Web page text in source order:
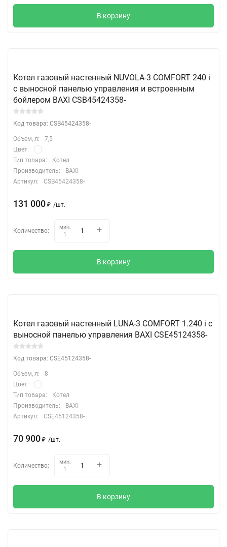
В корзину
Котел газовый настенный NUVOLA-3 COMFORT 240 i
с выносной панелью управления и встроенным
бойлером BAXI CSB45424358-
Код товара: CSB45424358-
Объем, л:
7,5
Цвет:
Тип товара:
Котел
Производитель:
BAXI
Артикул:
CSB45424358-
131 000 ₽ /шт.
Количество:
мин.
1
В корзину
Котел газовый настенный LUNA-3 COMFORT 1.240 i с
выносной панелью управления BAXI CSE45124358-
Код товара: CSE45124358-
Объем, л:
8
Цвет:
Тип товара:
Котел
Производитель:
BAXI
Артикул:
CSE45124358-
70 900 ₽ /шт.
Количество:
мин.
1
В корзину